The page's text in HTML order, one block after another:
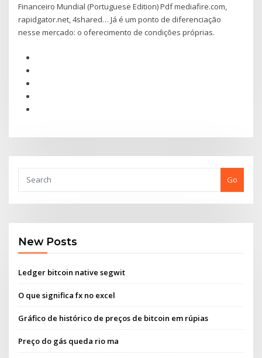
Financeiro Mundial (Portuguese Edition) Pdf mediafire.com,
rapidgator.net, 4shared… Já é um ponto de diferenciação
nesse mercado: o oferecimento de condições próprias.
Go
New Posts
Ledger bitcoin native segwit
O que significa fx no excel
Gráfico de histórico de preços de bitcoin em rúpias
Preço do gás queda rio ma